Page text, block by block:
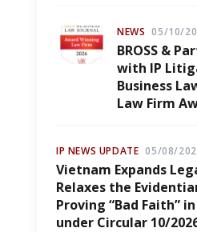
NEWS 05/10/
BROSS &
with IP
Business
Law Firm
IP NEWS UPDATE 05/08/
Vietnam Expands
Relaxes the
Proving “Bad Faith”
under Circular 10/